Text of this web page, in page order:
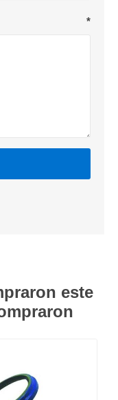
*
este